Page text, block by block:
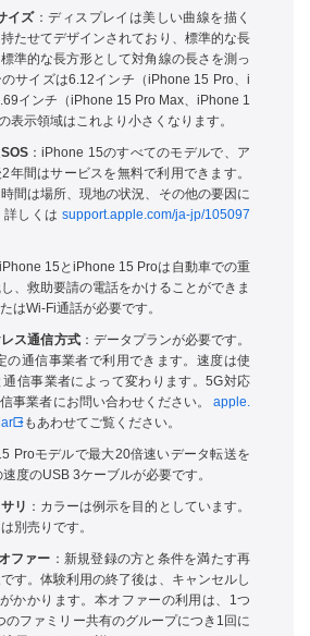
イズ：ディスプレイは美しい曲線を描く
たせてデザインされており、標準的な長
準的な長方形として対角線の長さを測っ
サイズは6.12インチ（iPhone 15 Pro、i
インチ（iPhone 15 Pro Max、iPhone 1
表示領域はこれより小さくなります。
：iPhone 15のすべてのモデルで、ア
年間はサービスを無料で利用できます。
間は場所、現地の状況、その他の要因に
詳しくは support.apple.com/ja-jp/105097
iPhone 15とiPhone 15 Proは自動車での重
、救助要請の電話をかけることができま
はWi-Fi通話が必要です。
ス通信方式：データプランが必要です。
の通信事業者で利用できます。速度は使
信事業者によって変わります。5G対応
事業者にお問い合わせください。 apple.
もあわせてご覧ください。
Proモデルで最大20倍速いデータ転送を
度のUSB 3ケーブルが必要です。
リ ：カラーは例示を目的としています。
別売りです。
ファー ：新規登録の方と条件を満たす再
す。体験利用の終了後は、キャンセルし
かかります。本オファーの利用は、1つ
のファミリー共有のグループにつき1回に